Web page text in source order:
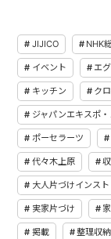
JIJICO NHK
イベント エ
キッチン ク
ジャパンエキスポ・
ポーセラーツ
代々木上原
大人片づけインス
実家片づけ
掲載 整理収納